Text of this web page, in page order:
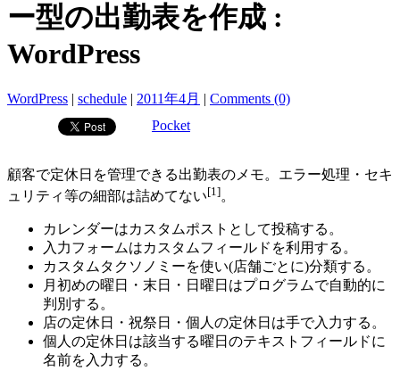
ー型の出勤表を作成 :
WordPress
WordPress | schedule | 2011年4月 | Comments (0)
Pocket
顧客で定休日を管理できる出勤表のメモ。エラー処理・セキ
ュリティ等の細部は詰めてない[1]。
カレンダーはカスタムポストとして投稿する。
入力フォームはカスタムフィールドを利用する。
カスタムタクソノミーを使い(店舗ごとに)分類する。
月初めの曜日・末日・日曜日はプログラムで自動的に
判別する。
店の定休日・祝祭日・個人の定休日は手で入力する。
個人の定休日は該当する曜日のテキストフィールドに
名前を入力する。